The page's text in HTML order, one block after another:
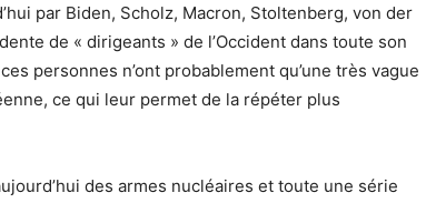
par Biden, Scholz, Macron, Stoltenberg, von der
de « dirigeants » de l’Occident dans toute son
personnes n’ont probablement qu’une très vague
ce qui leur permet de la répéter plus
des armes nucléaires et toute une série